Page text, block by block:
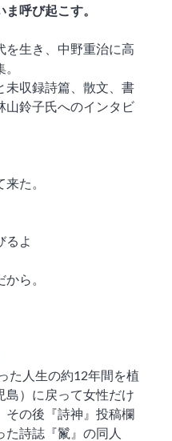
呼び起こす。
を生き、中野重治に高
未収録詩篇、散文、書
山鈴子氏へのインタビ
た。
るよ
ら。
た人生の約12年間を植
島）に戻って女性だけ
その後『詩神』投稿欄
詩誌『鬣』の同人